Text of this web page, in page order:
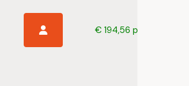
€ 194,56 p/s